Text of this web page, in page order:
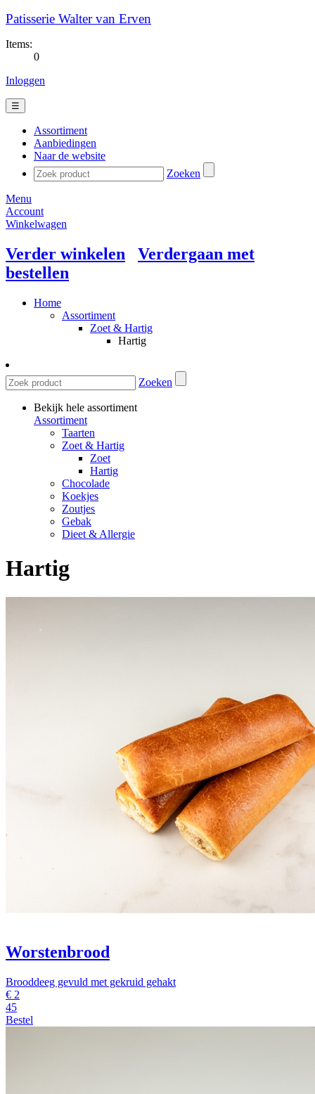
Patisserie Walter van Erven
Items:
0
Inloggen
☰
Assortiment
Aanbiedingen
Naar de website
Zoeken
Menu
Account
Winkelwagen
Verder winkelen
Verdergaan met
bestellen
Home
Assortiment
Zoet & Hartig
Hartig
Zoeken
Bekijk hele assortiment
Assortiment
Taarten
Zoet & Hartig
Zoet
Hartig
Chocolade
Koekjes
Zoutjes
Gebak
Dieet & Allergie
Hartig
Worstenbrood
Brooddeeg gevuld met gekruid gehakt
€ 2
45
Bestel